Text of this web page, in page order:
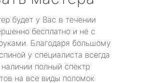
будет у Вас в течении
бесплатно и не с
Благодаря большому
у специалиста всегда
полный спектр
на все виды поломок